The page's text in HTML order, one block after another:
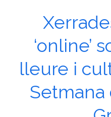
‘online’
lleure i
Setmana